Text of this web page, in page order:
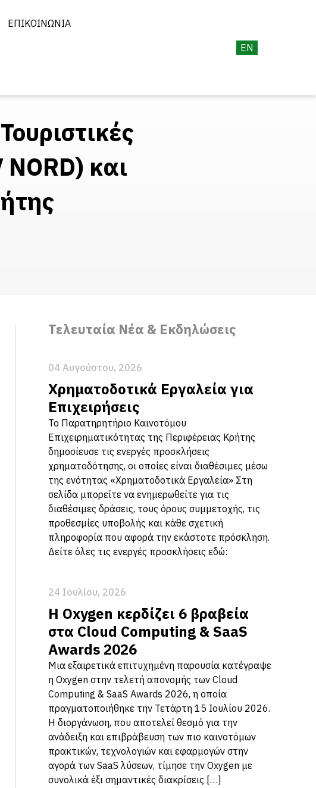
ΕΠΙΚΟΙΝΩΝΊΑ
EN
και
Τελευταία Νέα & Εκδηλώσεις
04 Αυγούστου, 2026
Χρηματοδοτικά Εργαλεία για
Επιχειρήσεις
Το Παρατηρητήριο Καινοτόμου
Επιχειρηματικότητας της Περιφέρειας Κρήτης
δημοσίευσε τις ενεργές προσκλήσεις
χρηματοδότησης, οι οποίες είναι διαθέσιμες μέσω
της ενότητας «Χρηματοδοτικά Εργαλεία» Στη
σελίδα μπορείτε να ενημερωθείτε για τις
διαθέσιμες δράσεις, τους όρους συμμετοχής, τις
προθεσμίες υποβολής και κάθε σχετική
πληροφορία που αφορά την εκάστοτε πρόσκληση.
Δείτε όλες τις ενεργές προσκλήσεις εδώ:
24 Ιουλίου, 2026
Η Oxygen κερδίζει 6 βραβεία
στα Cloud Computing & SaaS
Awards 2026
Μια εξαιρετικά επιτυχημένη παρουσία κατέγραψε
η Oxygen στην τελετή απονομής των Cloud
Computing & SaaS Awards 2026, η οποία
πραγματοποιήθηκε την Τετάρτη 15 Ιουλίου 2026.
Η διοργάνωση, που αποτελεί θεσμό για την
ανάδειξη και επιβράβευση των πιο καινοτόμων
πρακτικών, τεχνολογιών και εφαρμογών στην
αγορά των SaaS λύσεων, τίμησε την Oxygen με
συνολικά έξι σημαντικές διακρίσεις […]